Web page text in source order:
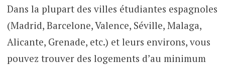
Dans la plupart des villes étudiantes espagnoles
(Madrid, Barcelone, Valence, Séville, Malaga,
Alicante, Grenade, etc.) et leurs environs, vous
pouvez trouver des logements d’au minimum